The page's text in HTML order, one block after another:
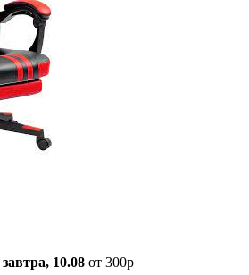
завтра, 10.08 от 300р